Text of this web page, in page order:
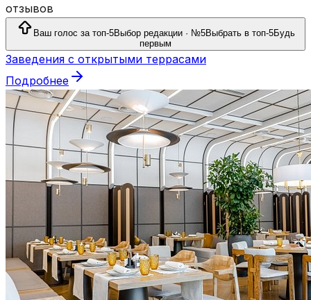
отзывов
Ваш голос за топ-5Выбор редакции · №5Выбрать в топ-5Будь
первым
Заведения с открытыми террасами
Подробнее